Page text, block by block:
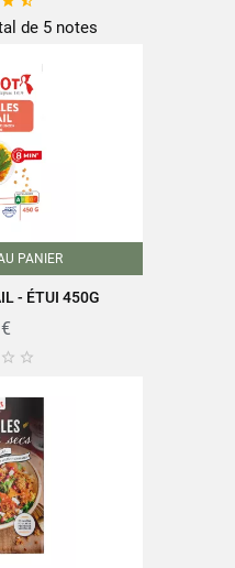
A
Agriculture biologique
de 5 notes
PANIER
- ÉTUI 450G
 